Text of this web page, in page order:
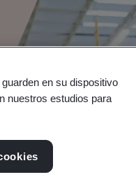
en su dispositivo
nuestros estudios para